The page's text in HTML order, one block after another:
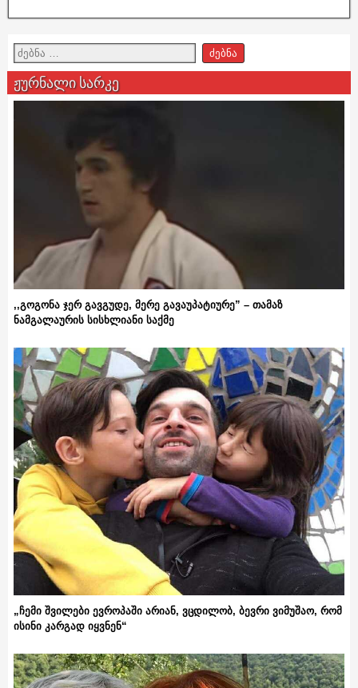
ჟურნალი სარკე
,,გოგონა ჯერ გავგუდე, მერე გავაუპატიურე” – თამაზ
ნამგალაურის სისხლიანი საქმე
„ჩემი შვილები ევროპაში არიან, ვცდილობ, ბევრი ვიმუშაო, რომ
ისინი კარგად იყვნენ“